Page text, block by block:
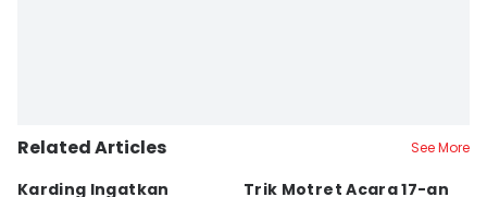
Related Articles See More
Karding Ingatkan
Trik Motret Acara 17-an